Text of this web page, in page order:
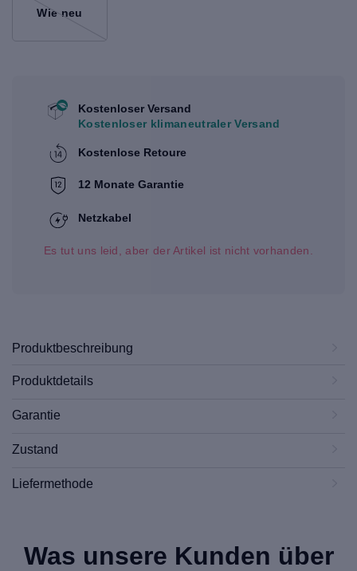
Wie neu
Kostenloser Versand
Kostenloser klimaneutraler Versand
Kostenlose Retoure
12 Monate Garantie
Netzkabel
Es tut uns leid, aber der Artikel ist nicht vorhanden.
Produktbeschreibung
Produktdetails
Garantie
Zustand
Liefermethode
Was unsere Kunden über